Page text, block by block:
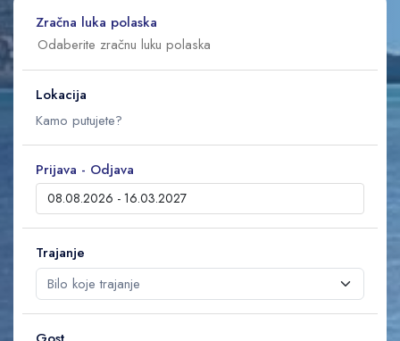
Zračna luka polaska
Lokacija
Prijava - Odjava
Trajanje